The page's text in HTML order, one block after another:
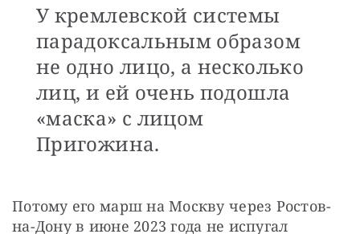
У кремлевской системы
парадоксальным образом
не одно лицо, а несколько
лиц, и ей очень подошла
«маска» с лицом
Пригожина.
Потому его марш на Москву через Ростов-
на-Дону в июне 2023 года не испугал